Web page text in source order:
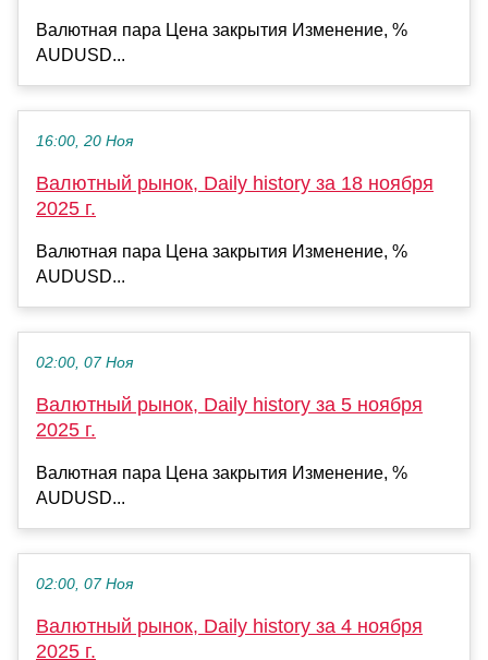
Валютная пара Цена закрытия Изменение, %
AUDUSD...
16:00, 20 Ноя
Валютный рынок, Daily history за 18 ноября
2025 г.
Валютная пара Цена закрытия Изменение, %
AUDUSD...
02:00, 07 Ноя
Валютный рынок, Daily history за 5 ноября
2025 г.
Валютная пара Цена закрытия Изменение, %
AUDUSD...
02:00, 07 Ноя
Валютный рынок, Daily history за 4 ноября
2025 г.